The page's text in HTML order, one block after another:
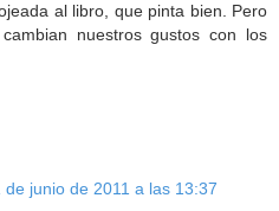
al libro, que pinta bien. Pero
nuestros gustos con los
de junio de 2011 a las 13:37